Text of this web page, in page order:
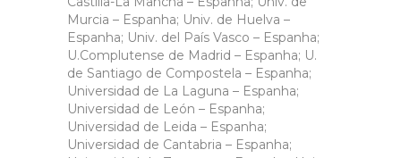
Murcia – Espanha; Univ. de Huelva –
Espanha; Univ. del País Vasco – Espanha;
U.Complutense de Madrid – Espanha; U.
de Santiago de Compostela – Espanha;
Universidad de La Laguna – Espanha;
Universidad de León – Espanha;
Universidad de Leida – Espanha;
Universidad de Cantabria – Espanha;